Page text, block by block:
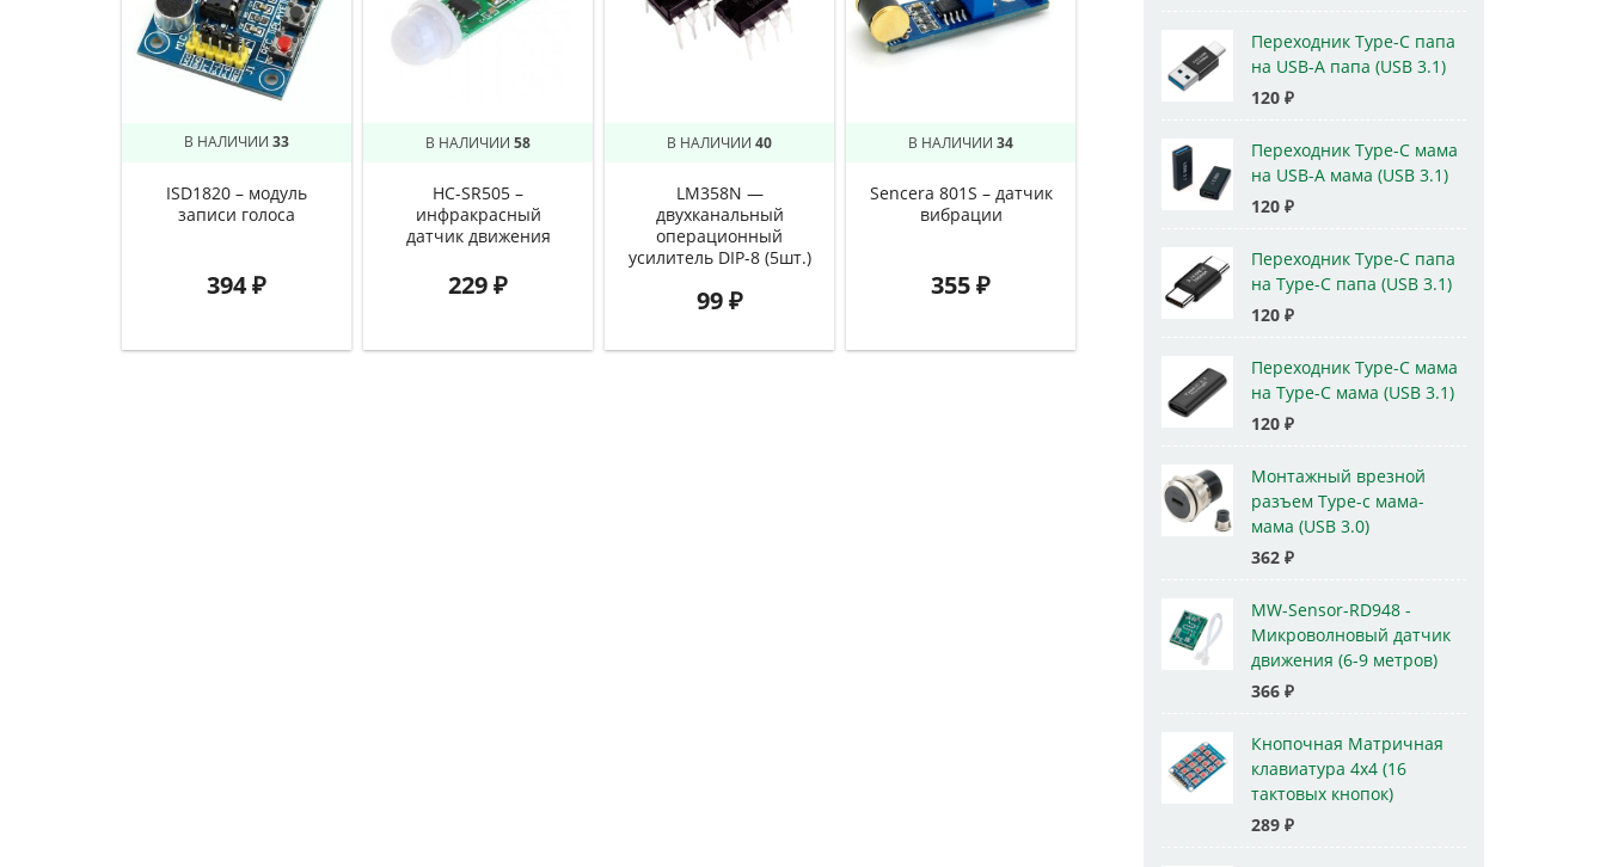
В НАЛИЧИИ 33
ISD1820 – модуль
записи голоса
394₽
В НАЛИЧИИ 58
HC-SR505 –
инфракрасный
датчик движения
229₽
В НАЛИЧИИ 40
LM358N —
двухканальный
операционный
усилитель DIP-8 (5шт.)
99₽
В НАЛИЧИИ 34
Sencera 801S – датчик
вибрации
355₽
Переходник Type-C папа
на USB-A папа (USB 3.1)
120 ₽
Переходник Type-C мама
на USB-A мама (USB 3.1)
120 ₽
Переходник Type-C папа
на Type-C папа (USB 3.1)
120 ₽
Переходник Type-C мама
на Type-C мама (USB 3.1)
120 ₽
Монтажный врезной
разъем Type-c мама-
мама (USB 3.0)
362 ₽
MW-Sensor-RD948 -
Микроволновый датчик
движения (6-9 метров)
366 ₽
Кнопочная Матричная
клавиатура 4x4 (16
тактовых кнопок)
289 ₽